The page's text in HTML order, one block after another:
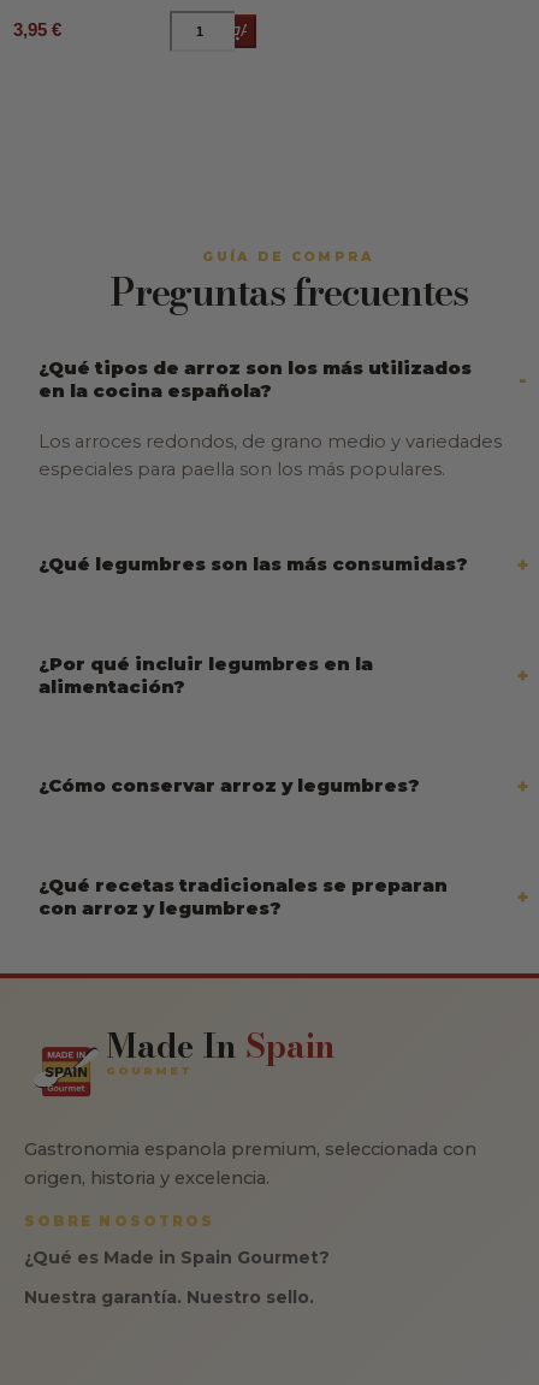
3,95 € Añadir al carrito
GUÍA DE COMPRA
Preguntas frecuentes
¿Qué tipos de arroz son los más utilizados
en la cocina española?
Los arroces redondos, de grano medio y variedades
especiales para paella son los más populares.
¿Qué legumbres son las más consumidas?
¿Por qué incluir legumbres en la
alimentación?
¿Cómo conservar arroz y legumbres?
¿Qué recetas tradicionales se preparan
con arroz y legumbres?
Made In Spain
GOURMET
Gastronomia espanola premium, seleccionada con
origen, historia y excelencia.
SOBRE NOSOTROS
¿Qué es Made in Spain Gourmet?
Nuestra garantía. Nuestro sello.